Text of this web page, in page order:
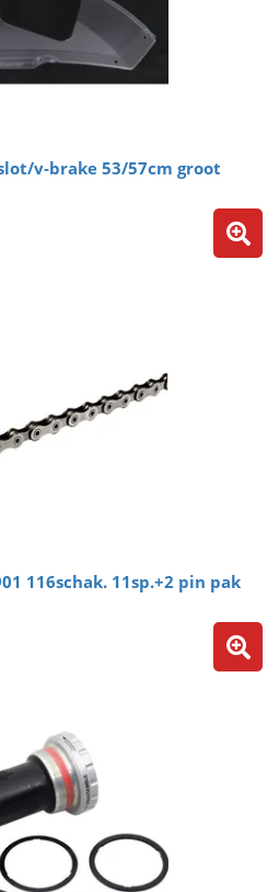
v-brake 53/57cm groot
116schak. 11sp.+2 pin pak